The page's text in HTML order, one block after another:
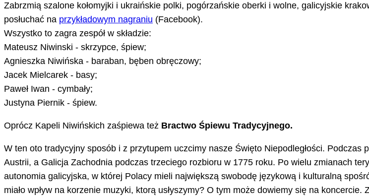
Zabrzmią szalone kołomyjki i ukraińskie polki, pogórzańskie oberki i wolne, galicyjskie
posłuchać na przykładowym nagraniu (Facebook).
Wszystko to zagra zespół w składzie:
Mateusz Niwinski - skrzypce, śpiew;
Agnieszka Niwińska - baraban, bęben obręczowy;
Jacek Mielcarek - basy;
Paweł Iwan - cymbały;
Justyna Piernik - śpiew.
Oprócz Kapeli Niwińskich zaśpiewa też Bractwo Śpiewu Tradycyjnego.
W ten oto tradycyjny sposób i z przytupem uczcimy nasze Święto Niepodległości.
Austrii, a Galicja Zachodnia podczas trzeciego rozbioru w 1775 roku. Po wielu zmianach
autonomia galicyjska, w której Polacy mieli największą swobodę językową i kulturalną
miało wpływ na korzenie muzyki, ktorą usłyszymy? O tym może dowiemy się na koncercie.